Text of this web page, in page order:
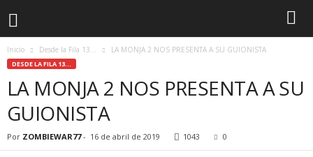
Inicio Desde la Fila 13... LA MONJA 2 NOS PRESENTA A SU GUIONISTA
DESDE LA FILA 13...
LA MONJA 2 NOS PRESENTA A SU
GUIONISTA
Por ZOMBIEWAR77- 16 de abril de 2019 1043 0